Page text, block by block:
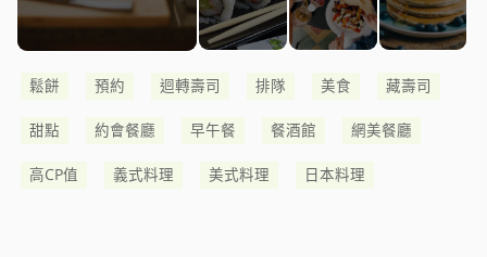
鬆餅 預約 迴轉壽司 排隊 美食 藏壽司
甜點 約會餐廳 早午餐 餐酒館 網美餐廳
高CP值 義式料理 美式料理 日本料理